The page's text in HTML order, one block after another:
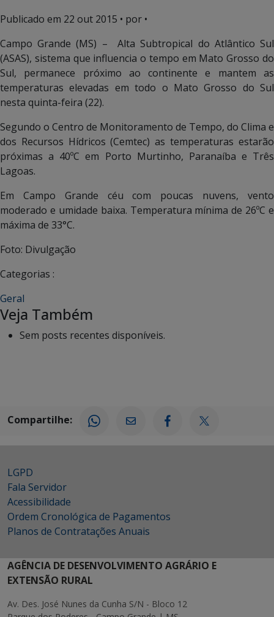
Publicado em 22 out 2015 • por •
Campo Grande (MS) – Alta Subtropical do Atlântico Sul
(ASAS), sistema que influencia o tempo em Mato Grosso do
Sul, permanece próximo ao continente e mantem as
temperaturas elevadas em todo o Mato Grosso do Sul
nesta quinta-feira (22).
Segundo o Centro de Monitoramento de Tempo, do Clima e
dos Recursos Hídricos (Cemtec) as temperaturas estarão
próximas a 40ºC em Porto Murtinho, Paranaíba e Três
Lagoas.
Em Campo Grande céu com poucas nuvens, vento
moderado e umidade baixa. Temperatura mínima de 26ºC e
máxima de 33°C.
Foto: Divulgação
Categorias :
Geral
Veja Também
Sem posts recentes disponíveis.
Compartilhe:
LGPD
Fala Servidor
Acessibilidade
Ordem Cronológica de Pagamentos
Planos de Contratações Anuais
AGÊNCIA DE DESENVOLVIMENTO AGRÁRIO E
EXTENSÃO RURAL
Av. Des. José Nunes da Cunha S/N - Bloco 12